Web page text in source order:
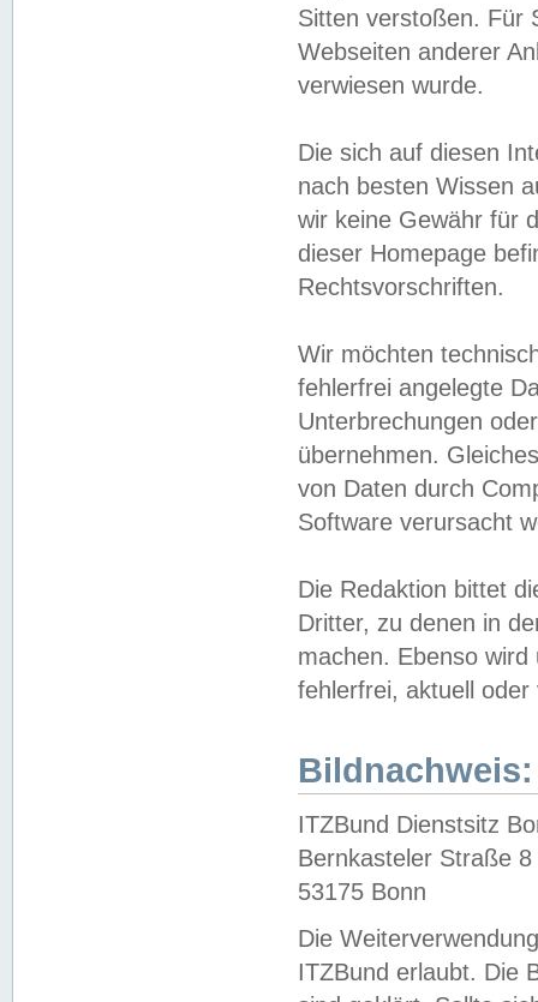
Sitten verstoßen. Für
Webseiten anderer
verwiesen wurde.
Die sich auf diesen
nach besten Wissen
wir keine Gewähr für
dieser Homepage
Rechtsvorschriften.
Wir möchten
fehlerfrei angelegte
Unterbrechungen
übernehmen.
von Daten durch
Software verursacht
Die Redaktion bittet
Dritter, zu denen in
machen. Ebenso
fehlerfrei, aktuell oder
Bildnachweis:
ITZBund Dienstsitz
Bernkasteler Straße 8
53175 Bonn
Die
ITZBund erlaubt. Die